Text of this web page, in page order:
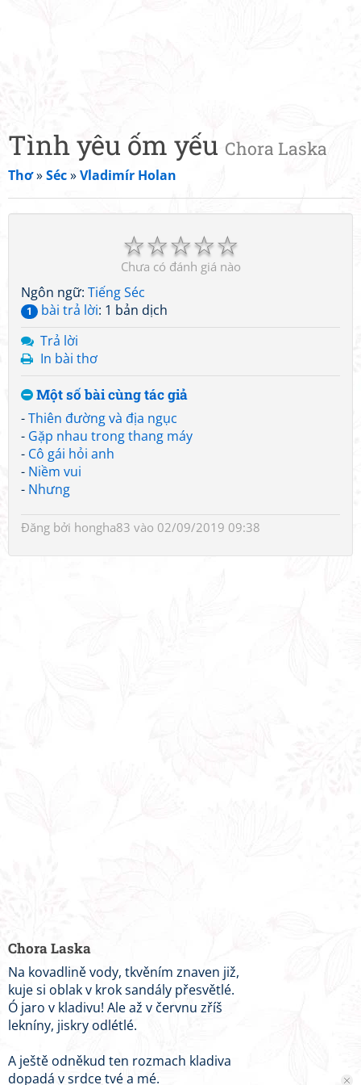
Tình yêu ốm yếu Chora Laska
Thơ»Séc»Vladimír Holan
☆
☆
☆
☆
☆
Chưa có đánh giá nào
Ngôn ngữ: Tiếng Séc
1 bài trả lời: 1 bản dịch
Trả lời
In bài thơ
Một số bài cùng tác giả
-Thiên đường và địa ngục
- Gặp nhau trong thang máy
- Cô gái hỏi anh
- Niềm vui
- Nhưng
Đăng bởi hongha83 vào 02/09/2019 09:38
Chora Laska
Na kovadlině vody, tkvěním znaven již,
kuje si oblak v krok sandály přesvětlé.
Ó jaro v kladivu! Ale až v červnu zříš
lekníny, jiskry odlétlé.
A ještě odněkud ten rozmach kladiva
dopadá v srdce tvé a mé.